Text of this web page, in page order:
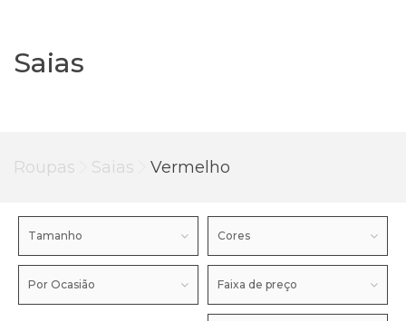
Saias
Roupas Saias Vermelho
Tamanho Cores
Por Ocasião Faixa de preço